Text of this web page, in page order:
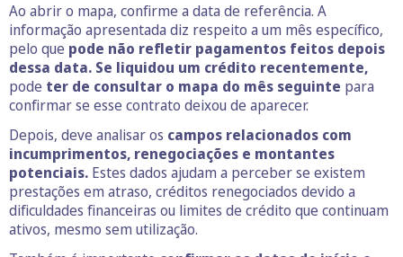
Ao abrir o mapa, confirme a data de referência. A
informação apresentada diz respeito a um mês específico,
pelo que pode não refletir pagamentos feitos depois
dessa data. Se liquidou um crédito recentemente,
pode ter de consultar o mapa do mês seguinte para
confirmar se esse contrato deixou de aparecer.
Depois, deve analisar os campos relacionados com
incumprimentos, renegociações e montantes
potenciais. Estes dados ajudam a perceber se existem
prestações em atraso, créditos renegociados devido a
dificuldades financeiras ou limites de crédito que continuam
ativos, mesmo sem utilização.